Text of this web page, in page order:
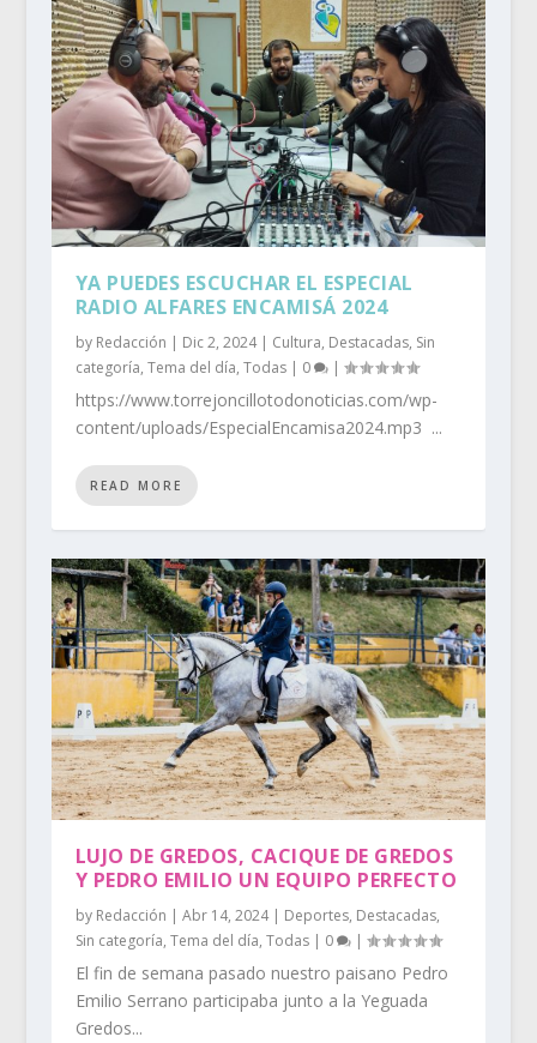
YA PUEDES ESCUCHAR EL ESPECIAL
RADIO ALFARES ENCAMISÁ 2024
by Redacción | Dic 2, 2024| Cultura, Destacadas, Sin
categoría, Tema del día, Todas| 0 |
https://www.torrejoncillotodonoticias.com/wp-
content/uploads/EspecialEncamisa2024.mp3 ...
READ MORE
LUJO DE GREDOS, CACIQUE DE GREDOS
Y PEDRO EMILIO UN EQUIPO PERFECTO
by Redacción | Abr 14, 2024| Deportes, Destacadas,
Sin categoría, Tema del día, Todas| 0 |
El fin de semana pasado nuestro paisano Pedro
Emilio Serrano participaba junto a la Yeguada
Gredos...